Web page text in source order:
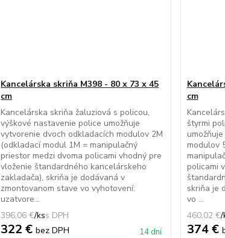
Kancelárska skriňa M398 - 80 x 73 x 45
cm
Kancelárska skriňa žaluziová s policou,
výškové nastavenie police umožňuje
vytvorenie dvoch odkladacích modulov 2M
(odkladací modul 1M = manipulačný
priestor medzi dvoma policami vhodný pre
vloženie štandardného kancelárskeho
zakladača), skriňa je dodávaná v
zmontovanom stave vo vyhotovení:
uzatvore...
396,06 €/ks
322 €bez DPH 14 dní
cm
štyrmi
modulov
policami
skriňa je
vo ...
460,02 €/
374 €